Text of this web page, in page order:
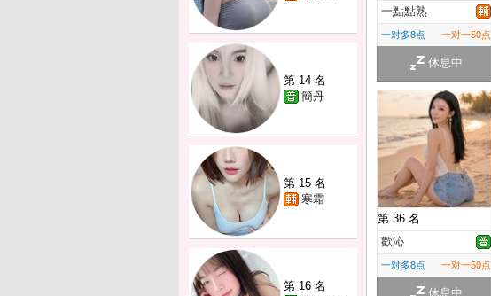
第 14 名
簡丹
第 15 名
寒霜
第 16 名
一點點熟
一对多8点 一对一50点
休息中
第 36 名
歡沁
一对多8点 一对一50点
休息中